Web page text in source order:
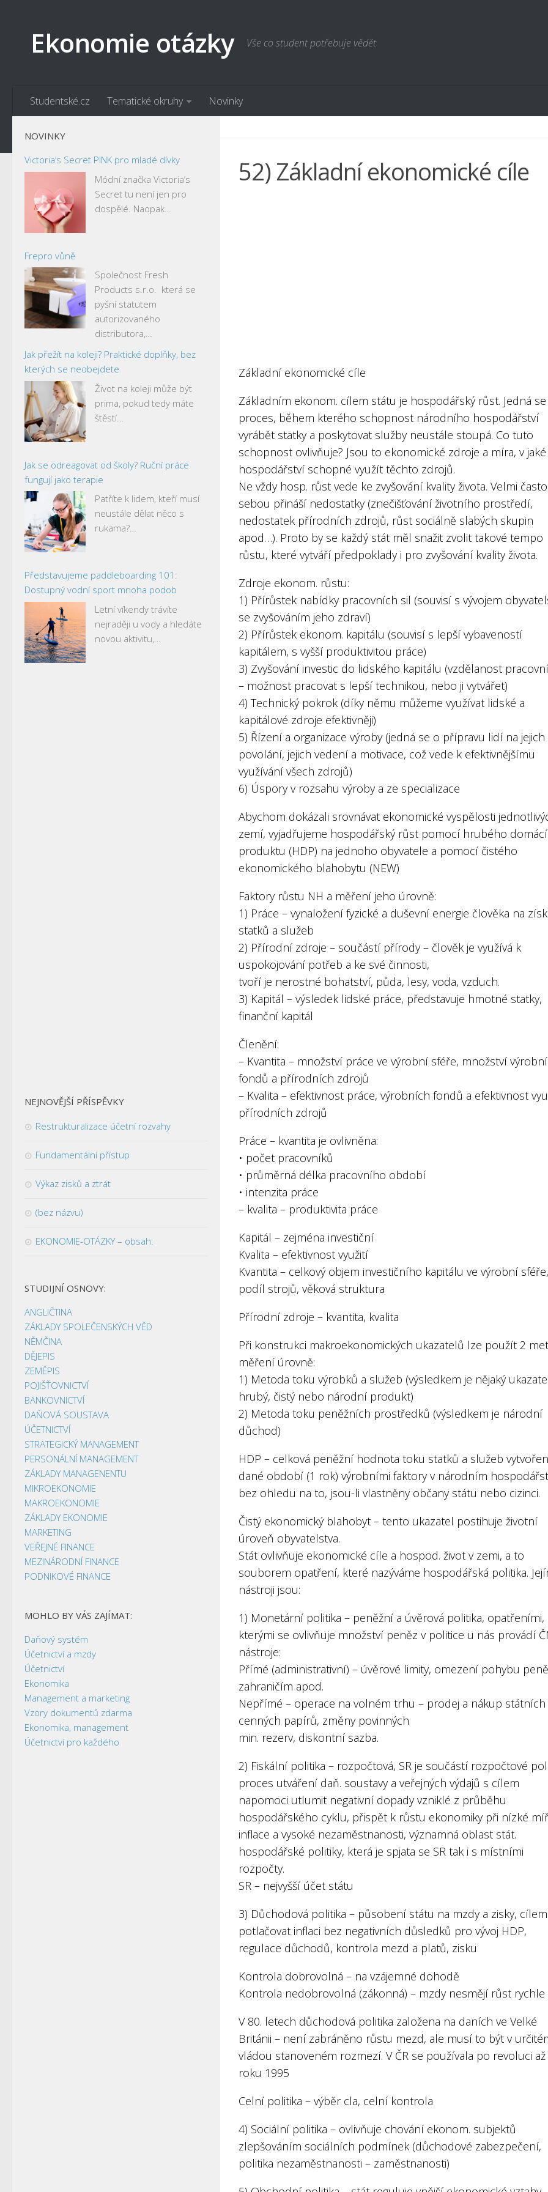
Ekonomie otázky Vše co student potřebuje vědět
Studentské.cz Tematické okruhy Novinky
52) Základní ekonomické cíle
Základní ekonomické cíle
Základním ekonom. cílem státu je hospodářský růst. Jedná
proces, během kterého schopnost národního hospodářství
vyrábět statky a poskytovat služby neustále stoupá. Co tuto
schopnost ovlivňuje? Jsou to ekonomické zdroje a míra, v jaké
hospodářství schopné využít těchto zdrojů.
Ne vždy hosp. růst vede ke zvyšování kvality života. Velmi často
sebou přináší nedostatky (znečišťování životního prostředí,
nedostatek přírodních zdrojů, růst sociálně slabých skupin
apod…). Proto by se každý stát měl snažit zvolit takové tempo
růstu, které vytváří předpoklady i pro zvyšování kvality života.
Zdroje ekonom. růstu:
1) Přírůstek nabídky pracovních sil (souvisí s vývojem
se zvyšováním jeho zdraví)
2) Přírůstek ekonom. kapitálu (souvisí s lepší vybaveností
kapitálem, s vyšší produktivitou práce)
3) Zvyšování investic do lidského kapitálu (vzdělanost
– možnost pracovat s lepší technikou, nebo ji vytvářet)
4) Technický pokrok (díky němu můžeme využívat lidské a
kapitálové zdroje efektivněji)
5) Řízení a organizace výroby (jedná se o přípravu lidí na jejich
povolání, jejich vedení a motivace, což vede k efektivnějšímu
využívání všech zdrojů)
6) Úspory v rozsahu výroby a ze specializace
Abychom dokázali srovnávat ekonomické vyspělosti
zemí, vyjadřujeme hospodářský růst pomocí hrubého
produktu (HDP) na jednoho obyvatele a pomocí čistého
ekonomického blahobytu (NEW)
Faktory růstu NH a měření jeho úrovně:
1) Práce – vynaložení fyzické a duševní energie člověka na
statků a služeb
2) Přírodní zdroje – součástí přírody – člověk je využívá k
uspokojování potřeb a ke své činnosti,
tvoří je nerostné bohatství, půda, lesy, voda, vzduch.
3) Kapitál – výsledek lidské práce, představuje hmotné statky,
finanční kapitál
Členění:
– Kvantita – množství práce ve výrobní sféře, množství
fondů a přírodních zdrojů
– Kvalita – efektivnost práce, výrobních fondů a efektivnost
přírodních zdrojů
Práce – kvantita je ovlivněna:
• počet pracovníků
• průměrná délka pracovního období
• intenzita práce
– kvalita – produktivita práce
Kapitál – zejména investiční
Kvalita – efektivnost využití
Kvantita – celkový objem investičního kapitálu ve výrobní sféře,
podíl strojů, věková struktura
Přírodní zdroje – kvantita, kvalita
Při konstrukci makroekonomických ukazatelů lze použít 2
měření úrovně:
1) Metoda toku výrobků a služeb (výsledkem je nějaký
hrubý, čistý nebo národní produkt)
2) Metoda toku peněžních prostředků (výsledkem je národní
důchod)
HDP – celková peněžní hodnota toku statků a služeb
dané období (1 rok) výrobními faktory v národním
bez ohledu na to, jsou-li vlastněny občany státu nebo cizinci.
Čistý ekonomický blahobyt – tento ukazatel postihuje životní
úroveň obyvatelstva.
Stát ovlivňuje ekonomické cíle a hospod. život v zemi, a to
souborem opatření, které nazýváme hospodářská politika.
nástroji jsou:
1) Monetární politika – peněžní a úvěrová politika, opatřeními,
kterými se ovlivňuje množství peněz v politice u nás provádí
nástroje:
Přímé (administrativní) – úvěrové limity, omezení pohybu
zahraničím apod.
Nepřímé – operace na volném trhu – prodej a nákup státních
cenných papírů, změny povinných
min. rezerv, diskontní sazba.
2) Fiskální politika – rozpočtová, SR je součástí rozpočtové
proces utváření daň. soustavy a veřejných výdajů s cílem
napomoci utlumit negativní dopady vzniklé z průběhu
hospodářského cyklu, přispět k růstu ekonomiky při nízké
inflace a vysoké nezaměstnanosti, významná oblast stát.
hospodářské politiky, která je spjata se SR tak i s místními
rozpočty.
SR – nejvyšší účet státu
3) Důchodová politika – působení státu na mzdy a zisky,
potlačovat inflaci bez negativních důsledků pro vývoj HDP,
regulace důchodů, kontrola mezd a platů, zisku
Kontrola dobrovolná – na vzájemné dohodě
Kontrola nedobrovolná (zákonná) – mzdy nesmějí růst rychle
V 80. letech důchodová politika založena na daních ve Velké
Británii – není zabráněno růstu mezd, ale musí to být v
vládou stanoveném rozmezí. V ČR se používala po revoluci
roku 1995
Celní politika – výběr cla, celní kontrola
4) Sociální politika – ovlivňuje chování ekonom. subjektů
zlepšováním sociálních podmínek (důchodové zabezpečení,
politika nezaměstnanosti – zaměstnanosti)
NOVINKY
Victoria’s Secret PINK pro mladé dívky
Módní značka Victoria’s
Secret tu není jen pro
dospělé. Naopak…
Frepro vůně
Společnost Fresh
Products s.r.o. která se
pyšní statutem
autorizovaného
distributora,…
Jak přežít na koleji? Praktické doplňky, bez
kterých se neobejdete
Život na koleji může být
prima, pokud tedy máte
štěstí…
Jak se odreagovat od školy? Ruční práce
fungují jako terapie
Patříte k lidem, kteří musí
neustále dělat něco s
rukama?…
Představujeme paddleboarding 101:
Dostupný vodní sport mnoha podob
Letní víkendy trávíte
nejraději u vody a hledáte
novou aktivitu,…
NEJNOVĚJŠÍ PŘÍSPĚVKY
Restrukturalizace účetní rozvahy
Fundamentální přístup
Výkaz zisků a ztrát
(bez názvu)
EKONOMIE-OTÁZKY – obsah:
STUDIJNÍ OSNOVY:
ANGLIČTINA
ZÁKLADY SPOLEČENSKÝCH VĚD
NĚMČINA
DĚJEPIS
ZEMĚPIS
POJIŠŤOVNICTVÍ
BANKOVNICTVÍ
DAŇOVÁ SOUSTAVA
ÚČETNICTVÍ
STRATEGICKÝ MANAGEMENT
PERSONÁLNÍ MANAGEMENT
ZÁKLADY MANAGENENTU
MIKROEKONOMIE
MAKROEKONOMIE
ZÁKLADY EKONOMIE
MARKETING
VEŘEJNÉ FINANCE
MEZINÁRODNÍ FINANCE
PODNIKOVÉ FINANCE
MOHLO BY VÁS ZAJÍMAT:
Daňový systém
Účetnictví a mzdy
Účetnictví
Ekonomika
Management a marketing
Vzory dokumentů zdarma
Ekonomika, management
Účetnictví pro každého